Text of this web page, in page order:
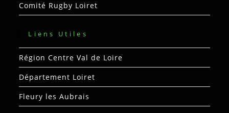
Comité Rugby Loiret
Liens Utiles
Région Centre Val de Loire
Département Loiret
Fleury les Aubrais